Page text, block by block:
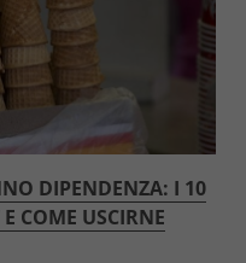
DIPENDENZA: I 10
COME USCIRNE